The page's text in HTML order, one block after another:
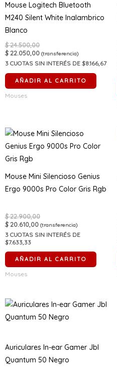
Mouse Logitech Bluetooth
M240 Silent White Inalambrico
Blanco
$24.500,00
$22.050,00 (transferencia)
3 CUOTAS SIN INTERÉS DE $8.166,67
AÑADIR AL CARRITO
Mouses
Mouse Mini Silencioso Genius
Ergo 9000s Pro Color Gris Rgb
$22.900,00
$20.610,00 (transferencia)
3 CUOTAS SIN INTERÉS DE
$7.633,33
AÑADIR AL CARRITO
Mouses
Auriculares In-ear Gamer Jbl
Quantum 50 Negro